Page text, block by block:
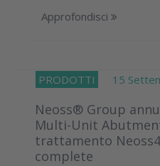
Approfondisci
PRODOTTI 15
Neoss® Group
Multi-Unit
trattamento
complete